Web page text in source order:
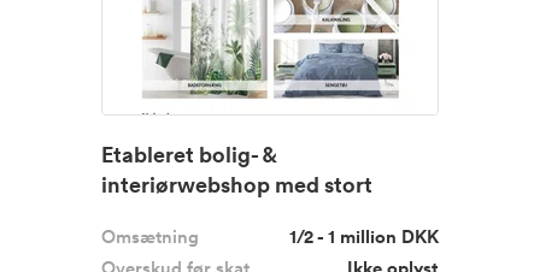
Etableret bolig- &
interiørwebshop med stort
Omsætning
1/2 - 1 million DKK